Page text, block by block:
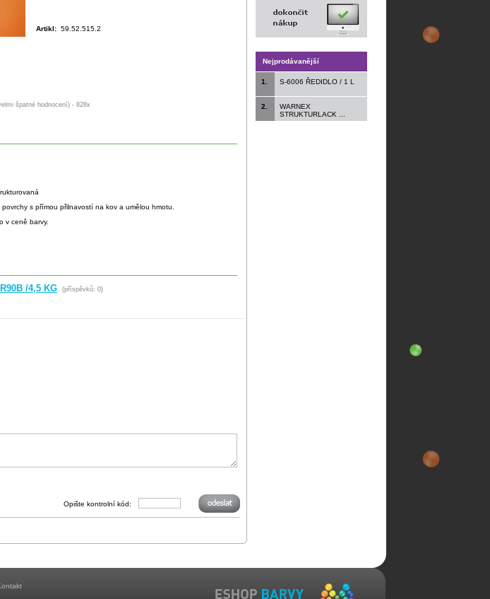
Artikl: 59.52.515.2
špatné hodnocení) - 828x
s přímou přilnavostí na kov a umělou hmotu.
v ceně barvy.
/4,5 KG (příspěvků: 0)
Opište kontrolní kód:
Nejprodávanější
1. S-6006 ŘEDIDLO / 1 L
2.
WARNEX
STRUKTURLACK ...